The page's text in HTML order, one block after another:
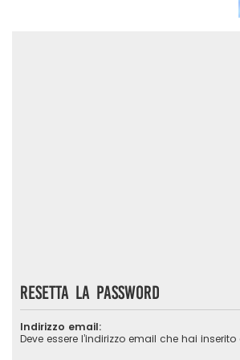
Resetta la password
Indirizzo email:
Deve essere l’indirizzo email che hai